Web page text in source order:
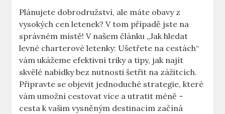
Plánujete dobrodružství, ale máte obavy z
vysokých cen letenek? V tom případě jste na
správném místě! V našem článku „Jak hledat
levné charterové letenky: Ušetřete na cestách“
vám ukážeme efektivní triky a tipy, jak najít
skvělé nabídky bez nutnosti šetřit na zážitcích.
Připravte se objevit jednoduché strategie, které
vám umožní cestovat více a utratit méně –
cesta k vašim vysněným destinacím začíná